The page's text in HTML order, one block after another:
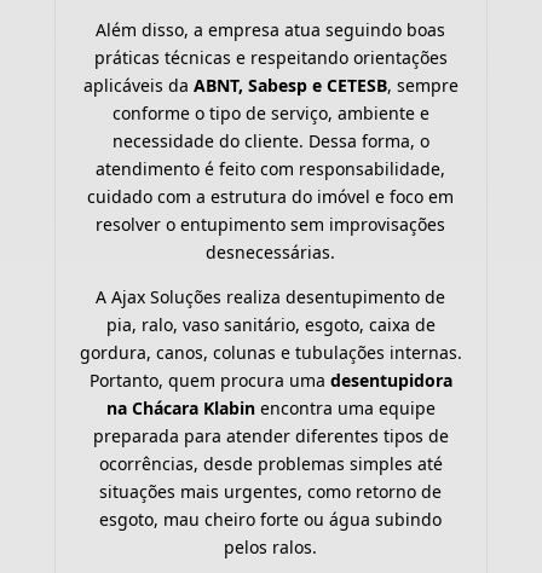
Além disso, a empresa atua seguindo boas
práticas técnicas e respeitando orientações
aplicáveis da ABNT, Sabesp e CETESB, sempre
conforme o tipo de serviço, ambiente e
necessidade do cliente. Dessa forma, o
atendimento é feito com responsabilidade,
cuidado com a estrutura do imóvel e foco em
resolver o entupimento sem improvisações
desnecessárias.
A Ajax Soluções realiza desentupimento de
pia, ralo, vaso sanitário, esgoto, caixa de
gordura, canos, colunas e tubulações internas.
Portanto, quem procura uma desentupidora
na Chácara Klabinencontra uma equipe
preparada para atender diferentes tipos de
ocorrências, desde problemas simples até
situações mais urgentes, como retorno de
esgoto, mau cheiro forte ou água subindo
pelos ralos.